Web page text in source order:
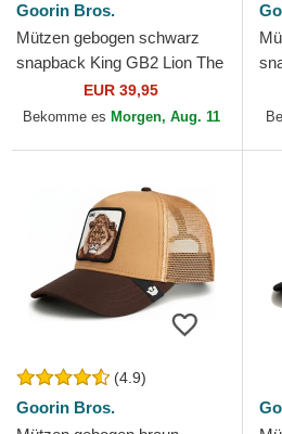
Goorin Bros.
Mützen gebogen schwarz
snapback King GB2 Lion The
Rocker The Farm Goorin
Bros.
EUR 39,95
Bekomme es Morgen, Aug. 11
(4.9)
Goorin Bros.